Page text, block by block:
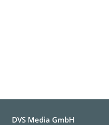
DVS Media GmbH